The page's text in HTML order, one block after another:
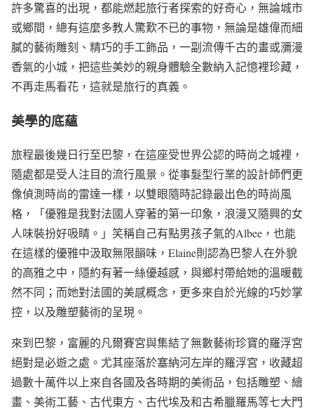
許多驚喜的出現，都能燃起旅行者探索的好奇心，無論城市
或鄉間，總有這麼多教人驚歎不已的事物，無論是雄偉而細
膩的藝術雕刻、精巧的手工飾品，一副流傳千古的畫或瀰漫
香氣的小城，把這些美妙的親身體驗全數納入記憶裡珍藏，
不再走馬看花，這就是旅行的真義。
美學的底蘊
旅程最後幾日行至巴黎，在這座受世界公認的時尚之城裡，
隨處都是受人注目的流行風景。從事髮型行業的設計師們更
像偵測時尚的雷達一樣，以雙眼隨時記錄最出色的時尚風
格，「優雅是我對法國人穿著的第一印象，浪漫又隨興的女
人味裝扮好吸睛。」笑稱自己有點男孩子氣的Albee，也能
在這樣的優雅中汲取無限韻味，Elaine則認為巴黎人在外貌
的高雅之中，隱約有著一絲優越感，與鄉村帶給她的溫暖截
然不同；而她對法國的美感概念，更多來自於光線的巧妙掌
控，以及雕塑藝術的呈現。
來到巴黎，富麗的凡爾賽宮與集結了無數藝術珍寶的羅浮宮
絕對是必遊之處。尤其座落於塞納河左岸的羅浮宮，收藏超
過數十萬件以上來自各國及各時期的美術品，包括雕塑、繪
畫、美術工藝、古代東方、古代埃及和古希臘羅馬等七大門